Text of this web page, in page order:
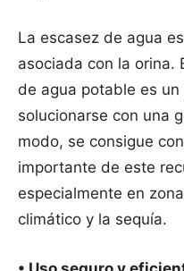
La escasez de agua
asociada con la orina.
de agua potable es
solucionarse con una
modo, se consigue
importante de este
especialmente en
climático y la sequía.